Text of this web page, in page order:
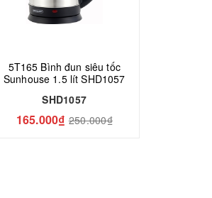
5T165 Bình đun siêu tốc
Sunhouse 1.5 lít SHD1057
SHD1057
165.000₫ 250.000₫